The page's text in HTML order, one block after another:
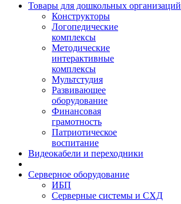
Товары для дошкольных организаций
Конструкторы
Логопедические
комплексы
Методические
интерактивные
комплексы
Мультстудия
Развивающее
оборудование
Финансовая
грамотность
Патриотическое
воспитание
Видеокабели и переходники
Серверное оборудование
ИБП
Серверные системы и СХД